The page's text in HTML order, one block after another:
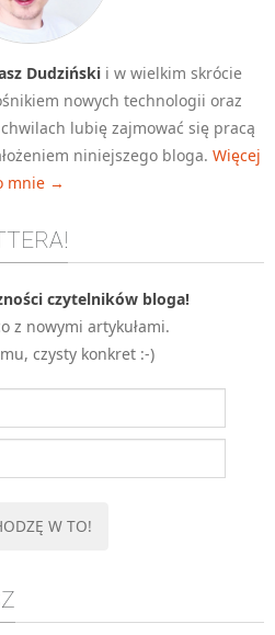
Java
Pascal
HTML 5
CSS 3
Django
PHP
MOBILE
Android
WERSJI
SQL
SIECI
Dudzińskii w wielkim skrócie
nowych technologii oraz
lubię zajmować się pracą
niniejszego bloga. Więcej
mnie →
czytelników bloga!
z nowymi artykułami.
czysty konkret :-)